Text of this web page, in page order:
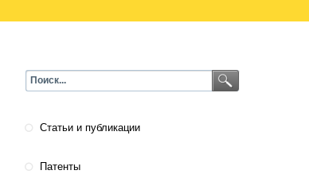
Статьи и публикации
Патенты